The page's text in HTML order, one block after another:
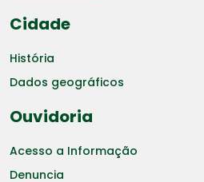
Cidade
História
Dados geográficos
Ouvidoria
Acesso a Informação
Denuncia